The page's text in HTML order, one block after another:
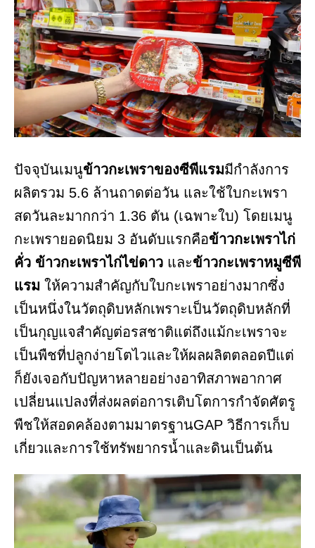
ปัจจุบันเมนูข้าวกะเพราของซีพีแรมมีกำลังการ
ผลิตรวม 5.6 ล้านถาดต่อวัน และใช้ใบกะเพรา
สดวันละมากกว่า 1.36 ตัน (เฉพาะใบ) โดยเมนู
กะเพรายอดนิยม 3 อันดับแรกคือข้าวกะเพราไก่
คั่ว ข้าวกะเพราไก่ไข่ดาว และข้าวกะเพราหมูซีพี
แรม ให้ความสำคัญกับใบกะเพราอย่างมากซึ่ง
เป็นหนึ่งในวัตถุดิบหลักเพราะเป็นวัตถุดิบหลักที่
เป็นกุญแจสำคัญต่อรสชาติแต่ถึงแม้กะเพราจะ
เป็นพืชที่ปลูกง่ายโตไวและให้ผลผลิตตลอดปีแต่
ก็ยังเจอกับปัญหาหลายอย่างอาทิสภาพอากาศ
เปลี่ยนแปลงที่ส่งผลต่อการเติบโตการกำจัดศัตรู
พืชให้สอดคล้องตามมาตรฐานGAP วิธีการเก็บ
เกี่ยวและการใช้ทรัพยากรน้ำและดินเป็นต้น